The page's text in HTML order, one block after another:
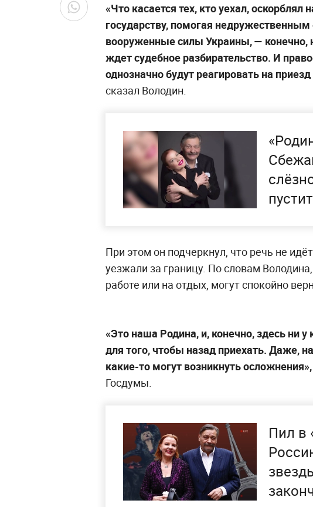
«Что касается тех, кто уехал,
государству, помогая
вооруженные силы Украины, — конечно,
ждет судебное разбирательство. И
однозначно будут реагировать на
сказал Володин.
При этом он подчеркнул, что речь не
уезжали за границу. По словам
работе или на отдых, могут спокойно
«Это наша Родина, и, конечно, здесь ни у
для того, чтобы назад приехать. Даже,
какие-то могут возникнуть осложнения»,
Госдумы.
Пил в